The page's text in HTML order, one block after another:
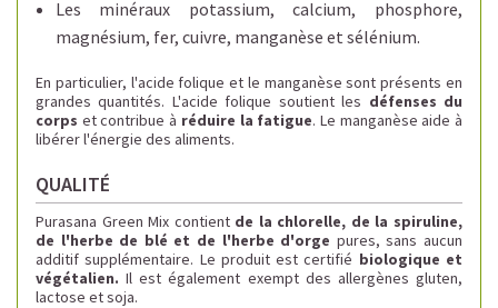
Les minéraux potassium, calcium, phosphore,
magnésium, fer, cuivre, manganèse et sélénium.
En particulier, l'acide folique et le manganèse sont présents en
grandes quantités. L'acide folique soutient les défenses du
corps et contribue à réduire la fatigue. Le manganèse aide à
libérer l'énergie des aliments.
QUALITÉ
Purasana Green Mix contient de la chlorelle, de la spiruline,
de l'herbe de blé et de l'herbe d'orge pures, sans aucun
additif supplémentaire. Le produit est certifié biologique et
végétalien.Il est également exempt des allergènes gluten,
lactose et soja.